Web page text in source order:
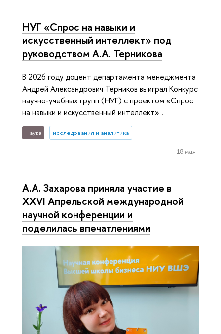
НУГ «Спрос на навыки и
искусственный интеллект» под
руководством А.А. Терникова
В 2026 году доцент департамента менеджмента
Андрей Александрович Терников выиграл Конкурс
научно-учебных групп (НУГ) с проектом «Спрос
на навыки и искусственный интеллект» .
Наука исследования и аналитика
18 мая
А.А. Захарова приняла участие в
XXVI Апрельской международной
научной конференции и
поделилась впечатлениями